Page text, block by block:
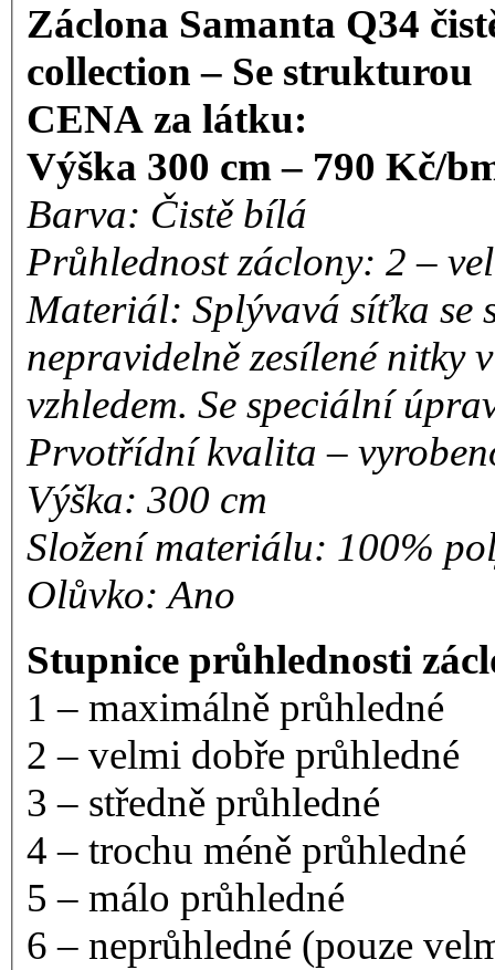
Záclona Samanta Q34
collection – Se strukturou
CENA za látku:
Výška 300 cm – 790 Kč/
Barva: Čistě bílá
Průhlednost záclony: 2 –
Materiál: Splývavá síťka se
nepravidelně zesílené nitky
vzhledem. Se speciální
Prvotřídní kvalita –
Výška: 300 cm
Složení materiálu: 100%
Olůvko: Ano
Stupnice průhlednosti
1 – maximálně průhledné
2 – velmi dobře průhledné
3 – středně průhledné
4 – trochu méně průhledné
5 – málo průhledné
6 – neprůhledné (pouze